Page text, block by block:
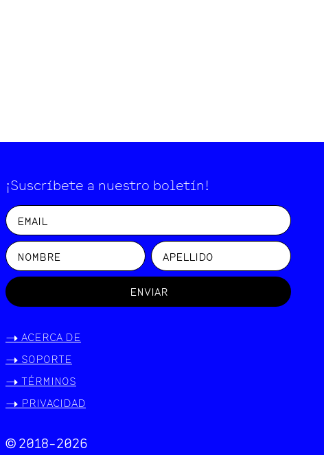
¡Suscríbete a nuestro boletín!
ENVIAR
-> ACERCA DE
-> SOPORTE
-> TÉRMINOS
-> PRIVACIDAD
© 2018-2026